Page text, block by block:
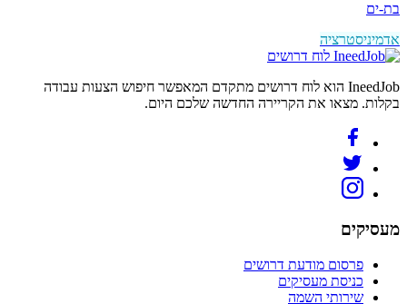
בת-ים
אדמיניסטרציה
לוח דרושים
IneedJob הוא לוח דרושים מתקדם המאפשר חיפוש הצעות עבודה
בקלות. מצאו את הקריירה החדשה שלכם היום.
מעסיקים
פרסום מודעת דרושים
כניסת מעסיקים
שירותי השמה